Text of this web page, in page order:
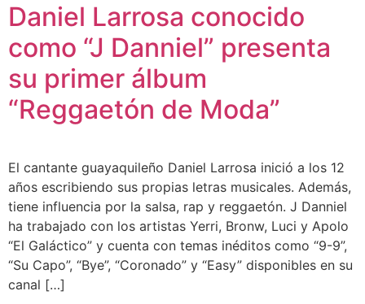
Daniel Larrosa conocido
como “J Danniel” presenta
su primer álbum
“Reggaetón de Moda”
El cantante guayaquileño Daniel Larrosa inició a los 12
años escribiendo sus propias letras musicales. Además,
tiene influencia por la salsa, rap y reggaetón. J Danniel
ha trabajado con los artistas Yerri, Bronw, Luci y Apolo
“El Galáctico” y cuenta con temas inéditos como “9-9”,
“Su Capo”, “Bye”, “Coronado” y “Easy” disponibles en su
canal […]